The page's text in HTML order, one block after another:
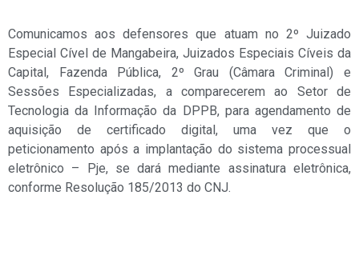
Comunicamos aos defensores que atuam no 2º Juizado
Especial Cível de Mangabeira, Juizados Especiais Cíveis da
Capital, Fazenda Pública, 2º Grau (Câmara Criminal) e
Sessões Especializadas, a comparecerem ao Setor de
Tecnologia da Informação da DPPB, para agendamento de
aquisição de certificado digital, uma vez que o
peticionamento após a implantação do sistema processual
eletrônico – Pje, se dará mediante assinatura eletrônica,
conforme Resolução 185/2013 do CNJ.